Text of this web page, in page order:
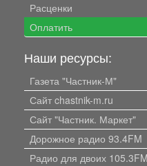
Расценки
Оплатить
Наши ресурсы:
Газета "Частник-М"
Сайт chastnik-m.ru
Сайт "Частник. Маркет"
Дорожное радио 93.4FM
Радио для двоих 105.3FM